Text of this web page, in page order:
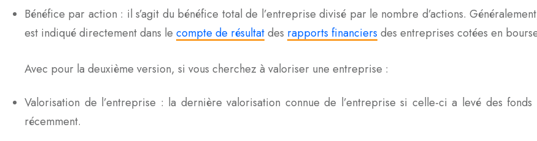
Bénéfice par action : il s’agit du bénéfice total de l’entreprise divisé par le nombre d’actions.
est indiqué directement dans le compte de résultatdes rapports financiers des entreprises cotées en
Avec pour la deuxième version, si vous cherchez à valoriser une entreprise :
Valorisation de l’entreprise : la dernière valorisation connue de l’entreprise si celle-ci a levé des fonds
récemment.